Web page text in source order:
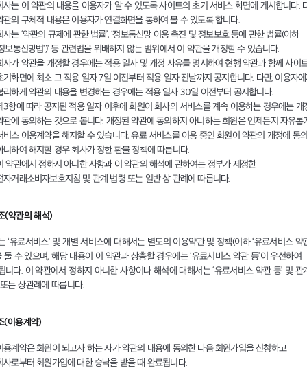
사는 이 약관의 내용을 이용자가 알 수 있도록 사이트의 초기 서비스 화면에 게시합니다.
관의 구체적 내용은 이용자가 연결화면을 통하여 볼 수 있도록 합니다.
사는 ‘약관의 규제에 관한 법률’, ‘정보통신망 이용 촉진 및 정보보호 등에 관한 법률(이하
보통신망법’)’ 등 관련법을 위배하지 않는 범위에서 이 약관을 개정할 수 있습니다.
사가 약관을 개정할 경우에는 적용 일자 및 개정 사유를 명시하여 현행 약관과 함께 사이
기화면에 최소 그 적용 일자 7일 이전부터 적용 일자 전날까지 공지합니다. 다만, 이용자에
리하게 약관의 내용을 변경하는 경우에는 적용 일자 30일 이전부터 공지합니다.
3항에 따라 공지된 적용 일자 이후에 회원이 회사의 서비스를 계속 이용하는 경우에는 개
관에 동의하는 것으로 봅니다. 개정된 약관에 동의하지 아니하는 회원은 언제든지 자유롭
비스 이용계약을 해지할 수 있습니다. 유료 서비스를 이용 중인 회원이 약관의 개정에 동
니하여 해지할 경우 회사가 정한 환불 정책에 따릅니다.
약관에서 정하지 아니한 사항과 이 약관의 해석에 관하여는 정부가 제정한
자거래소비자보호지침 및 관계 법령 또는 일반 상 관례에 따릅니다.
(약관의 해석)
‘유료서비스’ 및 개별 서비스에 대해서는 별도의 이용약관 및 정책(이하 ‘유료서비스 약
둘 수 있으며, 해당 내용이 이 약관과 상충할 경우에는 ‘유료서비스 약관 등’이 우선하여
니다. 이 약관에서 정하지 아니한 사항이나 해석에 대해서는 ‘유료서비스 약관 등’ 및 관
는 상관례에 따릅니다.
(이용계약)
용계약은 회원이 되고자 하는 자가 약관의 내용에 동의한 다음 회원가입을 신청하고
사로부터 회원가입에 대한 승낙을 받을 때 완료됩니다.